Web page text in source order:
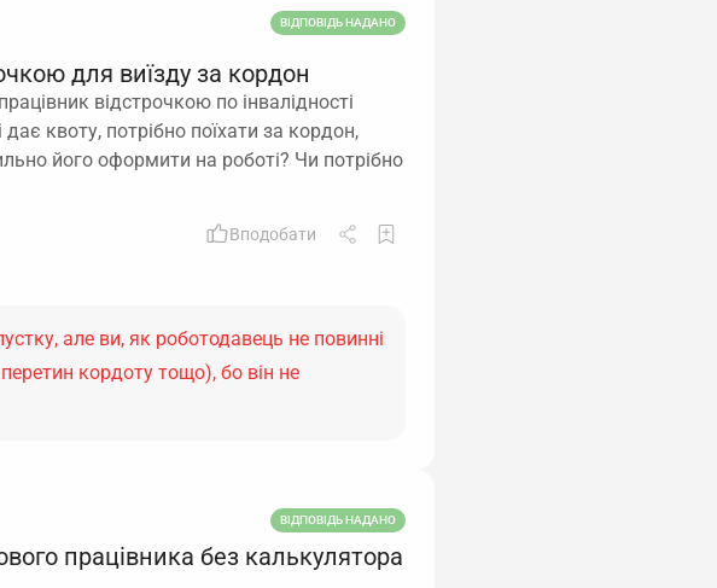
ВІДПОВІДЬ НАДАНО
для виїзду за кордон
відстрочкою по інвалідності
квоту, потрібно поїхати за кордон,
його оформити на роботі? Чи потрібно
Вподобати
але ви, як роботодавець не повинні
кордоту тощо), бо він не
ВІДПОВІДЬ НАДАНО
працівника без калькулятора